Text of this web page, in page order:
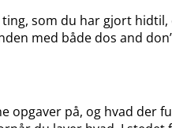
som du har gjort hidtil,
med både dos and
opgaver på, og hvad der